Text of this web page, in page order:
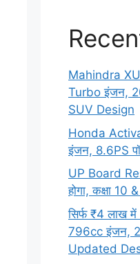
Mahindra
Turbo इंजन,
SUV Design
Honda
इंजन, 8.6PS
UP Board
होगा, कक्षा 10
सिर्फ ₹4 लाख
796cc इंजन,
Updated